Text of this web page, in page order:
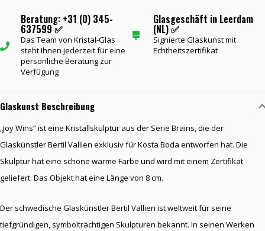
Beratung: +31 (0) 345-
637599 ✅
Das Team von Kristal-Glas
steht Ihnen jederzeit für eine
persönliche Beratung zur
Verfügung
Glasgeschäft in Leerdam
(NL) ✅
Signierte Glaskunst mit
Echtheitszertifikat
Glaskunst Beschreibung
„Joy Wins“ ist eine Kristallskulptur aus der Serie Brains, die der
Glaskünstler Bertil Vallien exklusiv für Kosta Boda entworfen hat. Die
Skulptur hat eine schöne warme Farbe und wird mit einem Zertifikat
geliefert. Das Objekt hat eine Länge von 8 cm.
Der schwedische Glaskünstler Bertil Vallien ist weltweit für seine
tiefgründigen, symbolträchtigen Skulpturen bekannt. In seinen Werken